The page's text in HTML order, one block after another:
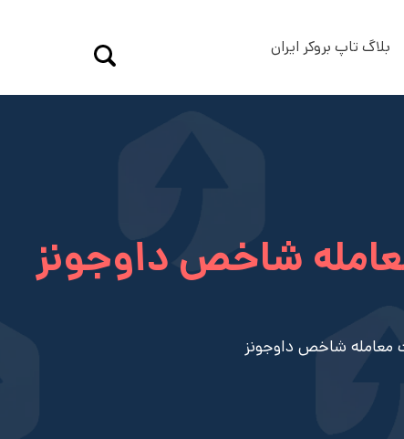
بلاگ تاپ بروکر ایران
شاخص داوجونز
شاخص داوجونز